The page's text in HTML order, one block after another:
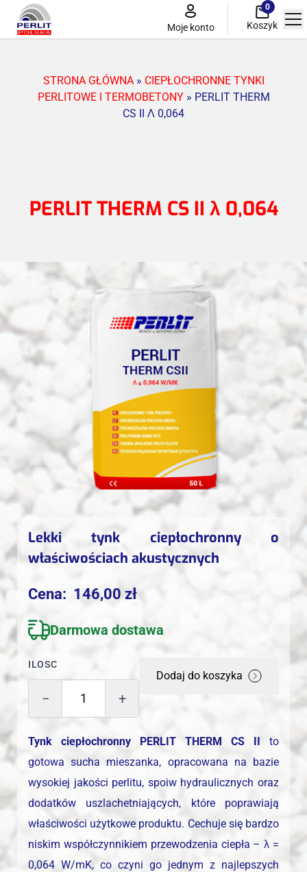
Moje konto
0
Koszyk
Perlit przemysłowy
Ciepłochronne tynki perlitowe i termobetony
STRONA GŁÓWNA» CIEPŁOCHRONNE TYNKI
PERLITOWE I TERMOBETONY» PERLIT THERM
CS II Λ 0,064
PERLIT THERM CS II λ 0,064
Lekki tynk ciepłochronny o
właściwościach akustycznych
Cena: 146,00 zł
Darmowa dostawa
ILOSC
− +
Dodaj do koszyka
Tynk ciepłochronny PERLIT THERM CS II to
gotowa sucha mieszanka, opracowana na bazie
wysokiej jakości perlitu, spoiw hydraulicznych oraz
dodatków uszlachetniających, które poprawiają
właściwości użytkowe produktu. Cechuje się bardzo
niskim współczynnikiem przewodzenia ciepła – λ =
0,064 W/mK, co czyni go jednym z najlepszych